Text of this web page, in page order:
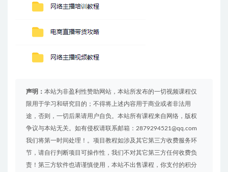
声明： 本站为非盈利性赞助网站，本站所发布的一切视频课程仅
限用于学习和研究目的；不得将上述内容用于商业或者非法用
途，否则，一切后果请用户自负。本站所有课程来自网络，版权
争议与本站无关。如有侵权请联系邮箱：2879294521@qq.com
我们将第一时间处理！。项目教程如涉及其它第三方收费服务环
节，请自行判断项目可操作性，我们不对其它第三方任何收费负
责！第三方软件也请谨慎使用，本站不出售课程，你支付的积分